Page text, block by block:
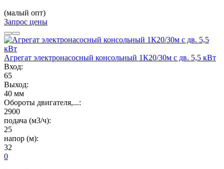
(малый опт)
Запрос цены
Агрегат электронасосный консольный 1К20/30м с дв. 5,5 кВт
Вход:
65
Выход:
40 мм
Обороты двигателя,...:
2900
подача (м3/ч):
25
напор (м):
32
0